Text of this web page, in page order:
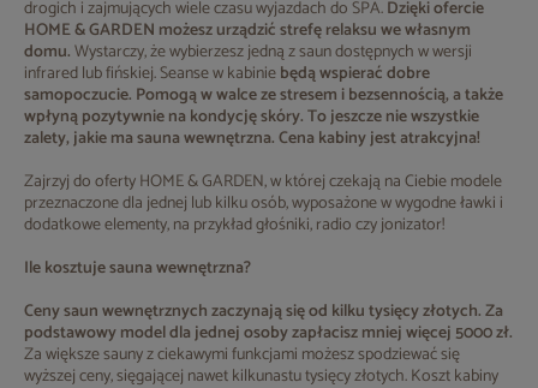
drogich i zajmujących wiele czasu wyjazdach do SPA.Dzięki ofercie
HOME & GARDEN możesz urządzić strefę relaksu we własnym
domu.Wystarczy, że wybierzesz jedną z saun dostępnych w wersji
infrared lub fińskiej. Seanse w kabiniebędą wspierać dobre
samopoczucie. Pomogą w walce ze stresem i bezsennością, a także
wpłyną pozytywnie na kondycję skóry. To jeszcze nie wszystkie
zalety, jakie masauna wewnętrzna. Cena kabiny jest atrakcyjna!
Zajrzyj do oferty HOME & GARDEN, w której czekają na Ciebie modele
przeznaczone dla jednej lub kilku osób, wyposażone w wygodne ławki i
dodatkowe elementy, na przykład głośniki, radio czy jonizator!
Ile kosztuje sauna wewnętrzna?
Ceny saun wewnętrznych zaczynają się od kilku tysięcy złotych. Za
podstawowy model dla jednej osoby zapłacisz mniej więcej 5000 zł.
Za większe sauny z ciekawymi funkcjami możesz spodziewać się
wyższej ceny, sięgającej nawet kilkunastu tysięcy złotych. Koszt kabiny